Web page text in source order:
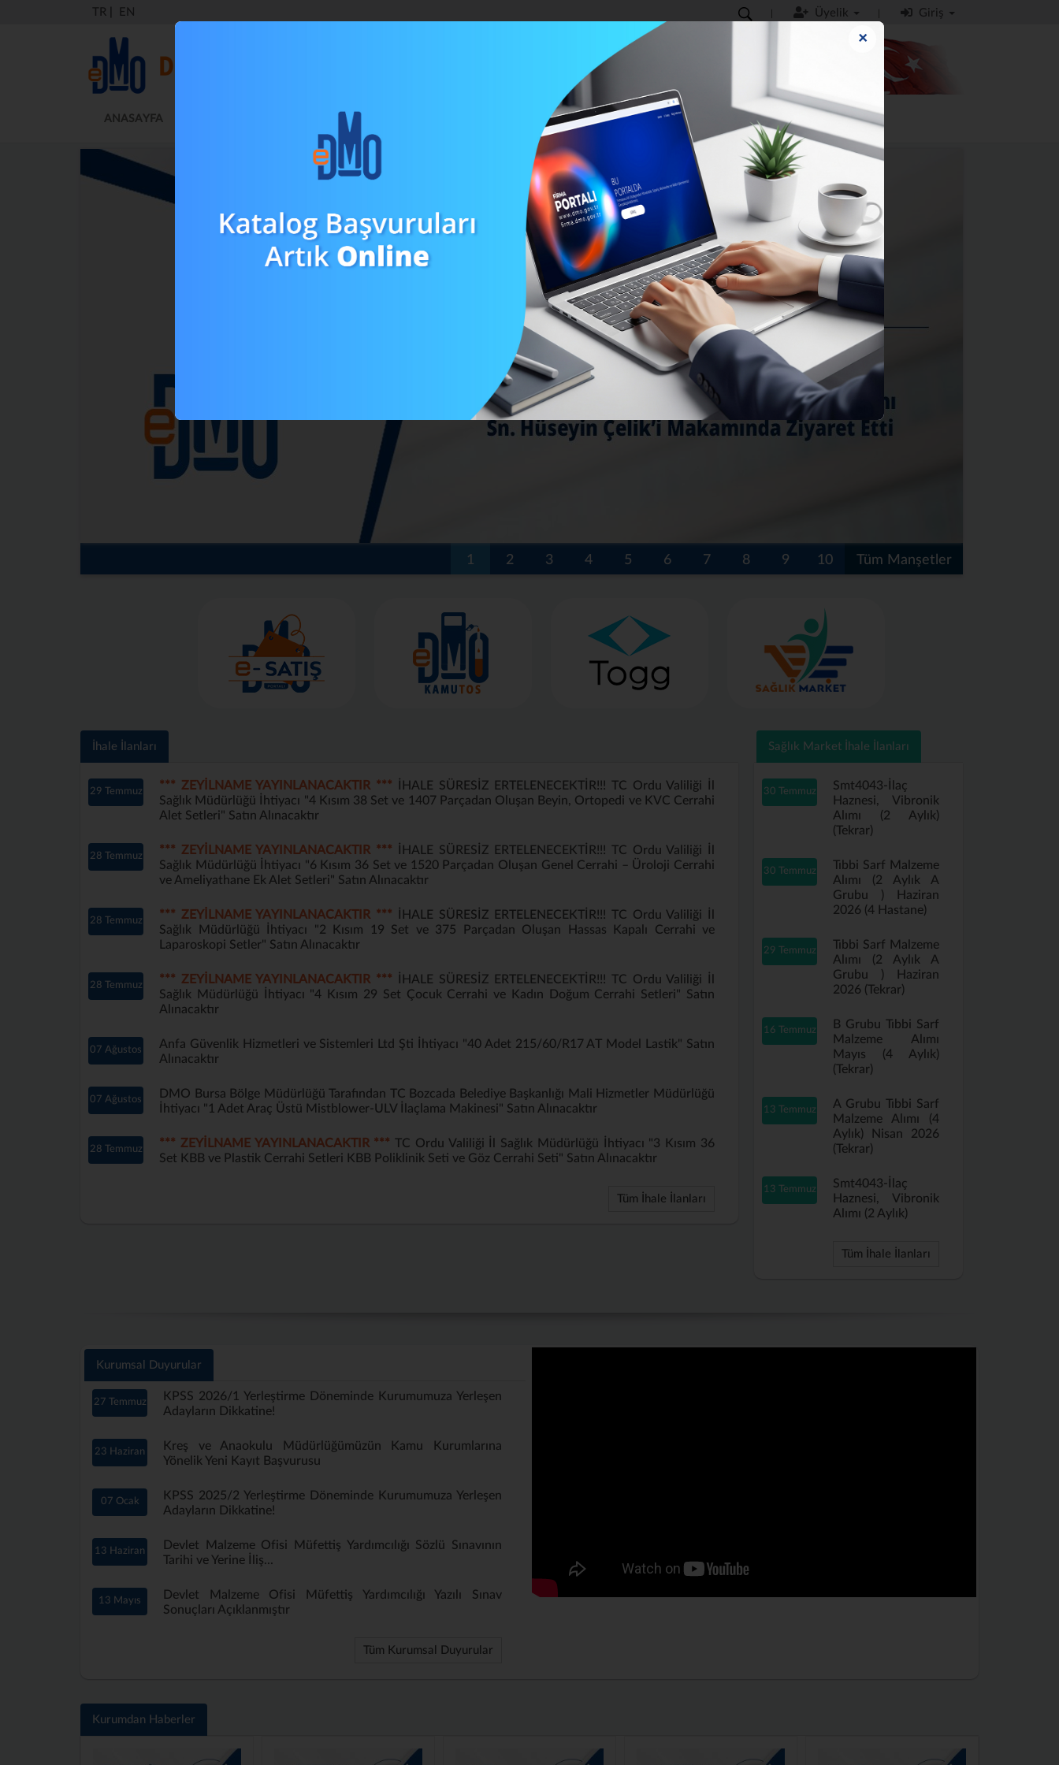
TR EN Üyelik Giriş
ANASAYFA BİLGİ MERKEZİ İSTATİSTİKLER BASINDA DMO İLETİŞİM KILAVUZLAR
1 2 3 4 5 6 7 8 9 10 Tüm Manşetler
İhale İlanları
29 Temmuz *** ZEYİLNAME YAYINLANACAKTIR ***
İHALE SÜRESİZ ERTELENECEKTİR!!! TC Ordu Valiliği İl
Sağlık Müdürlüğü İhtiyacı "4 Kısım 38 Set ve 1407 Parçadan Oluşan Beyin, Ortopedi ve KVC Cerrahi
Alet Setleri" Satın Alınacaktır
28 Temmuz *** ZEYİLNAME YAYINLANACAKTIR ***
İHALE SÜRESİZ ERTELENECEKTİR!!! TC Ordu Valiliği İl
Sağlık Müdürlüğü İhtiyacı "6 Kısım 36 Set ve 1520 Parçadan Oluşan Genel Cerrahi – Üroloji Cerrahi
ve Ameliyathane Ek Alet Setleri" Satın Alınacaktır
28 Temmuz *** ZEYİLNAME YAYINLANACAKTIR ***
İHALE SÜRESİZ ERTELENECEKTİR!!! TC Ordu Valiliği İl
Sağlık Müdürlüğü İhtiyacı "2 Kısım 19 Set ve 375 Parçadan Oluşan Hassas Kapalı Cerrahi ve
Laparoskopi Setler" Satın Alınacaktır
28 Temmuz *** ZEYİLNAME YAYINLANACAKTIR ***
İHALE SÜRESİZ ERTELENECEKTİR!!! TC Ordu Valiliği İl
Sağlık Müdürlüğü İhtiyacı "4 Kısım 29 Set Çocuk Cerrahi ve Kadın Doğum Cerrahi Setleri" Satın
Alınacaktır
07 Ağustos
Anfa Güvenlik Hizmetleri ve Sistemleri Ltd Şti İhtiyacı "40 Adet 215/60/R17 AT Model Lastik" Satın
Alınacaktır
07 Ağustos
DMO Bursa Bölge Müdürlüğü Tarafından TC Bozcada Belediye Başkanlığı Mali Hizmetler Müdürlüğü
İhtiyacı "1 Adet Araç Üstü Mistblower-ULV İlaçlama Makinesi" Satın Alınacaktır
28 Temmuz *** ZEYİLNAME YAYINLANACAKTIR ***TC Ordu Valiliği İl Sağlık Müdürlüğü İhtiyacı "3 Kısım 36
Set KBB ve Plastik Cerrahi Setleri KBB Poliklinik Seti ve Göz Cerrahi Seti" Satın Alınacaktır
Tüm İhale İlanları
Sağlık Market İhale İlanları
30 Temmuz
Smt4043-İlaç
Haznesi, Vibronik
Alımı (2 Aylık)
(Tekrar)
30 Temmuz
Tıbbi Sarf Malzeme
Alımı (2 Aylık A
Grubu ) Haziran
2026 (4 Hastane)
29 Temmuz
Tıbbi Sarf Malzeme
Alımı (2 Aylık A
Grubu ) Haziran
2026 (Tekrar)
16 Temmuz
B Grubu Tıbbi Sarf
Malzeme Alımı
Mayıs (4 Aylık)
(Tekrar)
13 Temmuz
A Grubu Tıbbi Sarf
Malzeme Alımı (4
Aylık) Nisan 2026
(Tekrar)
13 Temmuz
Smt4043-İlaç
Haznesi, Vibronik
Alımı (2 Aylık)
Tüm İhale İlanları
Kurumsal Duyurular
27 Temmuz
KPSS 2026/1 Yerleştirme Döneminde Kurumumuza Yerleşen
Adayların Dikkatine!
23 Haziran
Kreş ve Anaokulu Müdürlüğümüzün Kamu Kurumlarına
Yönelik Yeni Kayıt Başvurusu
07 Ocak
KPSS 2025/2 Yerleştirme Döneminde Kurumumuza Yerleşen
Adayların Dikkatine!
13 Haziran
Devlet Malzeme Ofisi Müfettiş Yardımcılığı Sözlü Sınavının
Tarihi ve Yerine İliş...
13 Mayıs
Devlet Malzeme Ofisi Müfettiş Yardımcılığı Yazılı Sınav
Sonuçları Açıklanmıştır
Tüm Kurumsal Duyurular
Kurumdan Haberler
×